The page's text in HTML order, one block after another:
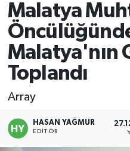
Malatya
Malatya'nın
Toplandı
Array
HASAN YAĞMUR
EDITÖR
Ekonomi
Gündem
Kadın
Malatya Trafik
TFF 3.Lig 2.Grup
Tüm Manşetler